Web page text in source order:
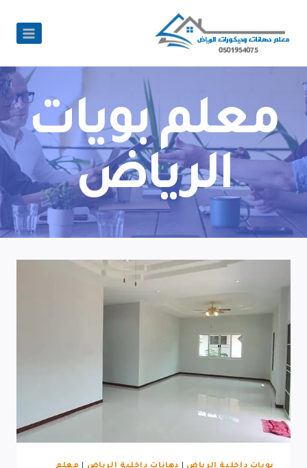
معلم بويات
الرياض
بويات داخلية الرياض دهانات داخلية الرياض
معلم